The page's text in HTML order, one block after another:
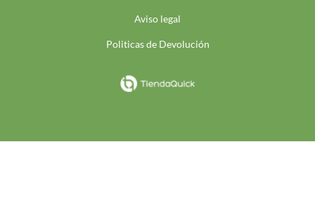
Aviso legal
Politicas de Devolución